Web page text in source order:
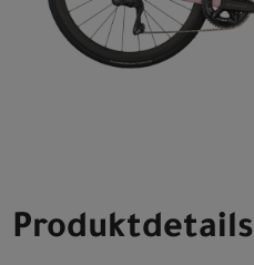
Produktdetails